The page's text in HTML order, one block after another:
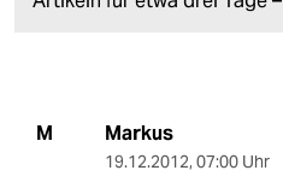
M Markus
19.12.2012, 07:00 Uhr